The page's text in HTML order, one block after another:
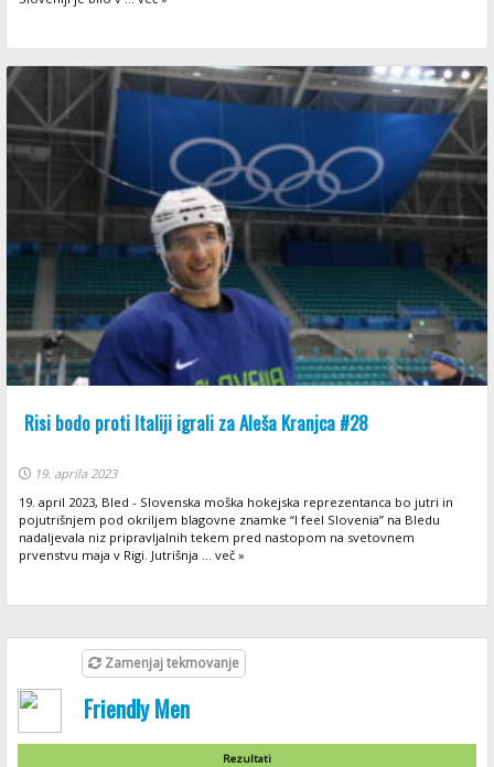
Risi bodo proti Italiji igrali za Aleša Kranjca #28
19. aprila 2023
19. april 2023, Bled - Slovenska moška hokejska reprezentanca bo jutri in
pojutrišnjem pod okriljem blagovne znamke “I feel Slovenia” na Bledu
nadaljevala niz pripravljalnih tekem pred nastopom na svetovnem
prvenstvu maja v Rigi. Jutrišnja ... več »
Zamenjaj tekmovanje
Friendly Men
Rezultati